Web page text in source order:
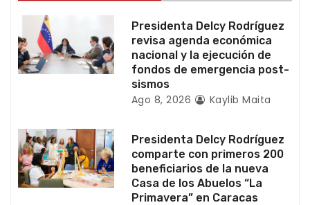
e
e
n
r
a
d
Presidenta Delcy Rodríguez
revisa agenda económica
nacional y la ejecución de
fondos de emergencia post-
sismos
Ago 8, 2026 Kaylib Maita
Presidenta Delcy Rodríguez
comparte con primeros 200
beneficiarios de la nueva
Casa de los Abuelos “La
Primavera” en Caracas